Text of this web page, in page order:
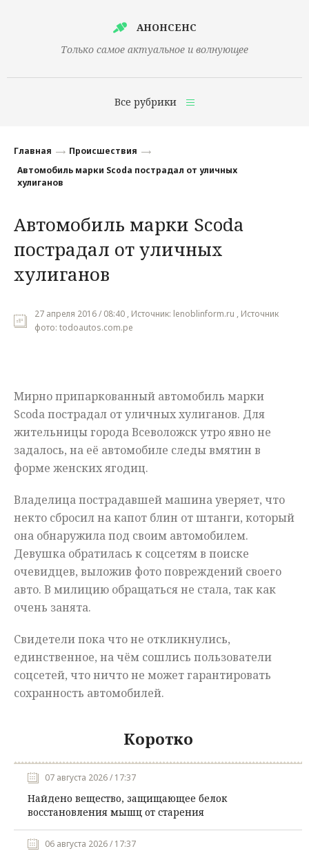
АНОНСЕНС
Только самое актуальное и волнующее
Все рубрики
Финансы
Наука
Культура
Общество
Мнения
Главная
Происшествия
Автомобиль марки Scoda пострадал от уличных
хулиганов
Автомобиль марки Scoda
пострадал от уличных
хулиганов
27 апреля 2016 / 08:40 , Источник: lenoblinform.ru , Источник
фото: todoautos.com.pe
Мирно припаркованный автомобиль марки
Scoda пострадал от уличных хулиганов. Для
жительницы города Всеволожск утро явно не
задалось, на её автомобиле следы вмятин в
форме женских ягодиц.
Владелица пострадавшей машина уверяет, что
некто сбросил на капот блин от штанги, который
она обнаружила под своим автомобилем.
Девушка обратилась к соцсетям в поиске
очевидцев, выложив фото повреждений своего
авто. В милицию обращаться не стала, так как
очень занята.
Свидетели пока что не откликнулись,
единственное, на чём сошлись пользователи
соцсетей, что ничто не может гарантировать
сохранность автомобилей.
Коротко
07 августа 2026 / 17:37
Найдено вещество, защищающее белок
восстановления мышц от старения
06 августа 2026 / 17:37